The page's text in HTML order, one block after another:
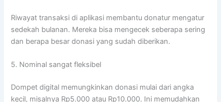
Riwayat transaksi di aplikasi membantu donatur mengatur
sedekah bulanan. Mereka bisa mengecek seberapa sering
dan berapa besar donasi yang sudah diberikan.
5. Nominal sangat fleksibel
Dompet digital memungkinkan donasi mulai dari angka
kecil, misalnya Rp5.000 atau Rp10.000. Ini memudahkan